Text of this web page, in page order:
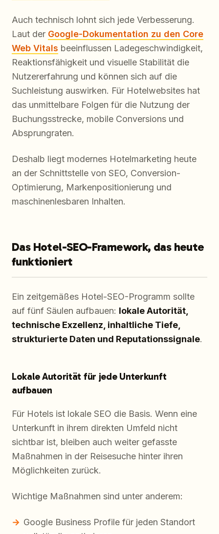
Auch technisch lohnt sich jede Verbesserung.
Laut der Google-Dokumentation zu den Core
Web Vitals beeinflussen Ladegeschwindigkeit,
Reaktionsfähigkeit und visuelle Stabilität die
Nutzererfahrung und können sich auf die
Suchleistung auswirken. Für Hotelwebsites hat
das unmittelbare Folgen für die Nutzung der
Buchungsstrecke, mobile Conversions und
Absprungraten.
Deshalb liegt modernes Hotelmarketing heute
an der Schnittstelle von SEO, Conversion-
Optimierung, Markenpositionierung und
maschinenlesbaren Inhalten.
Das Hotel-SEO-Framework, das heute
funktioniert
Ein zeitgemäßes Hotel-SEO-Programm sollte
auf fünf Säulen aufbauen: lokale Autorität,
technische Exzellenz, inhaltliche Tiefe,
strukturierte Daten und Reputationssignale.
Lokale Autorität für jede Unterkunft
aufbauen
Für Hotels ist lokale SEO die Basis. Wenn eine
Unterkunft in ihrem direkten Umfeld nicht
sichtbar ist, bleiben auch weiter gefasste
Maßnahmen in der Reisesuche hinter ihren
Möglichkeiten zurück.
Wichtige Maßnahmen sind unter anderem:
Google Business Profile für jeden Standort